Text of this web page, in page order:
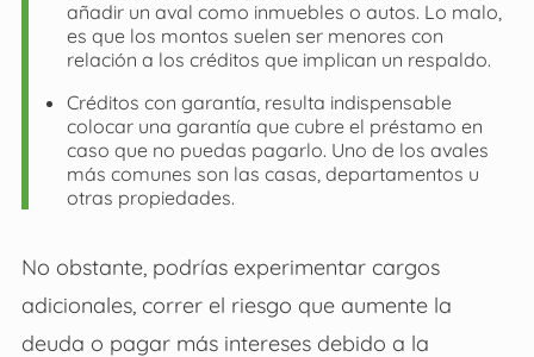
añadir un aval como inmuebles o autos. Lo malo,
es que los montos suelen ser menores con
relación a los créditos que implican un respaldo.
Créditos con garantía, resulta indispensable
colocar una garantía que cubre el préstamo en
caso que no puedas pagarlo. Uno de los avales
más comunes son las casas, departamentos u
otras propiedades.
No obstante, podrías experimentar cargos
adicionales, correr el riesgo que aumente la
deuda o pagar más intereses debido a la